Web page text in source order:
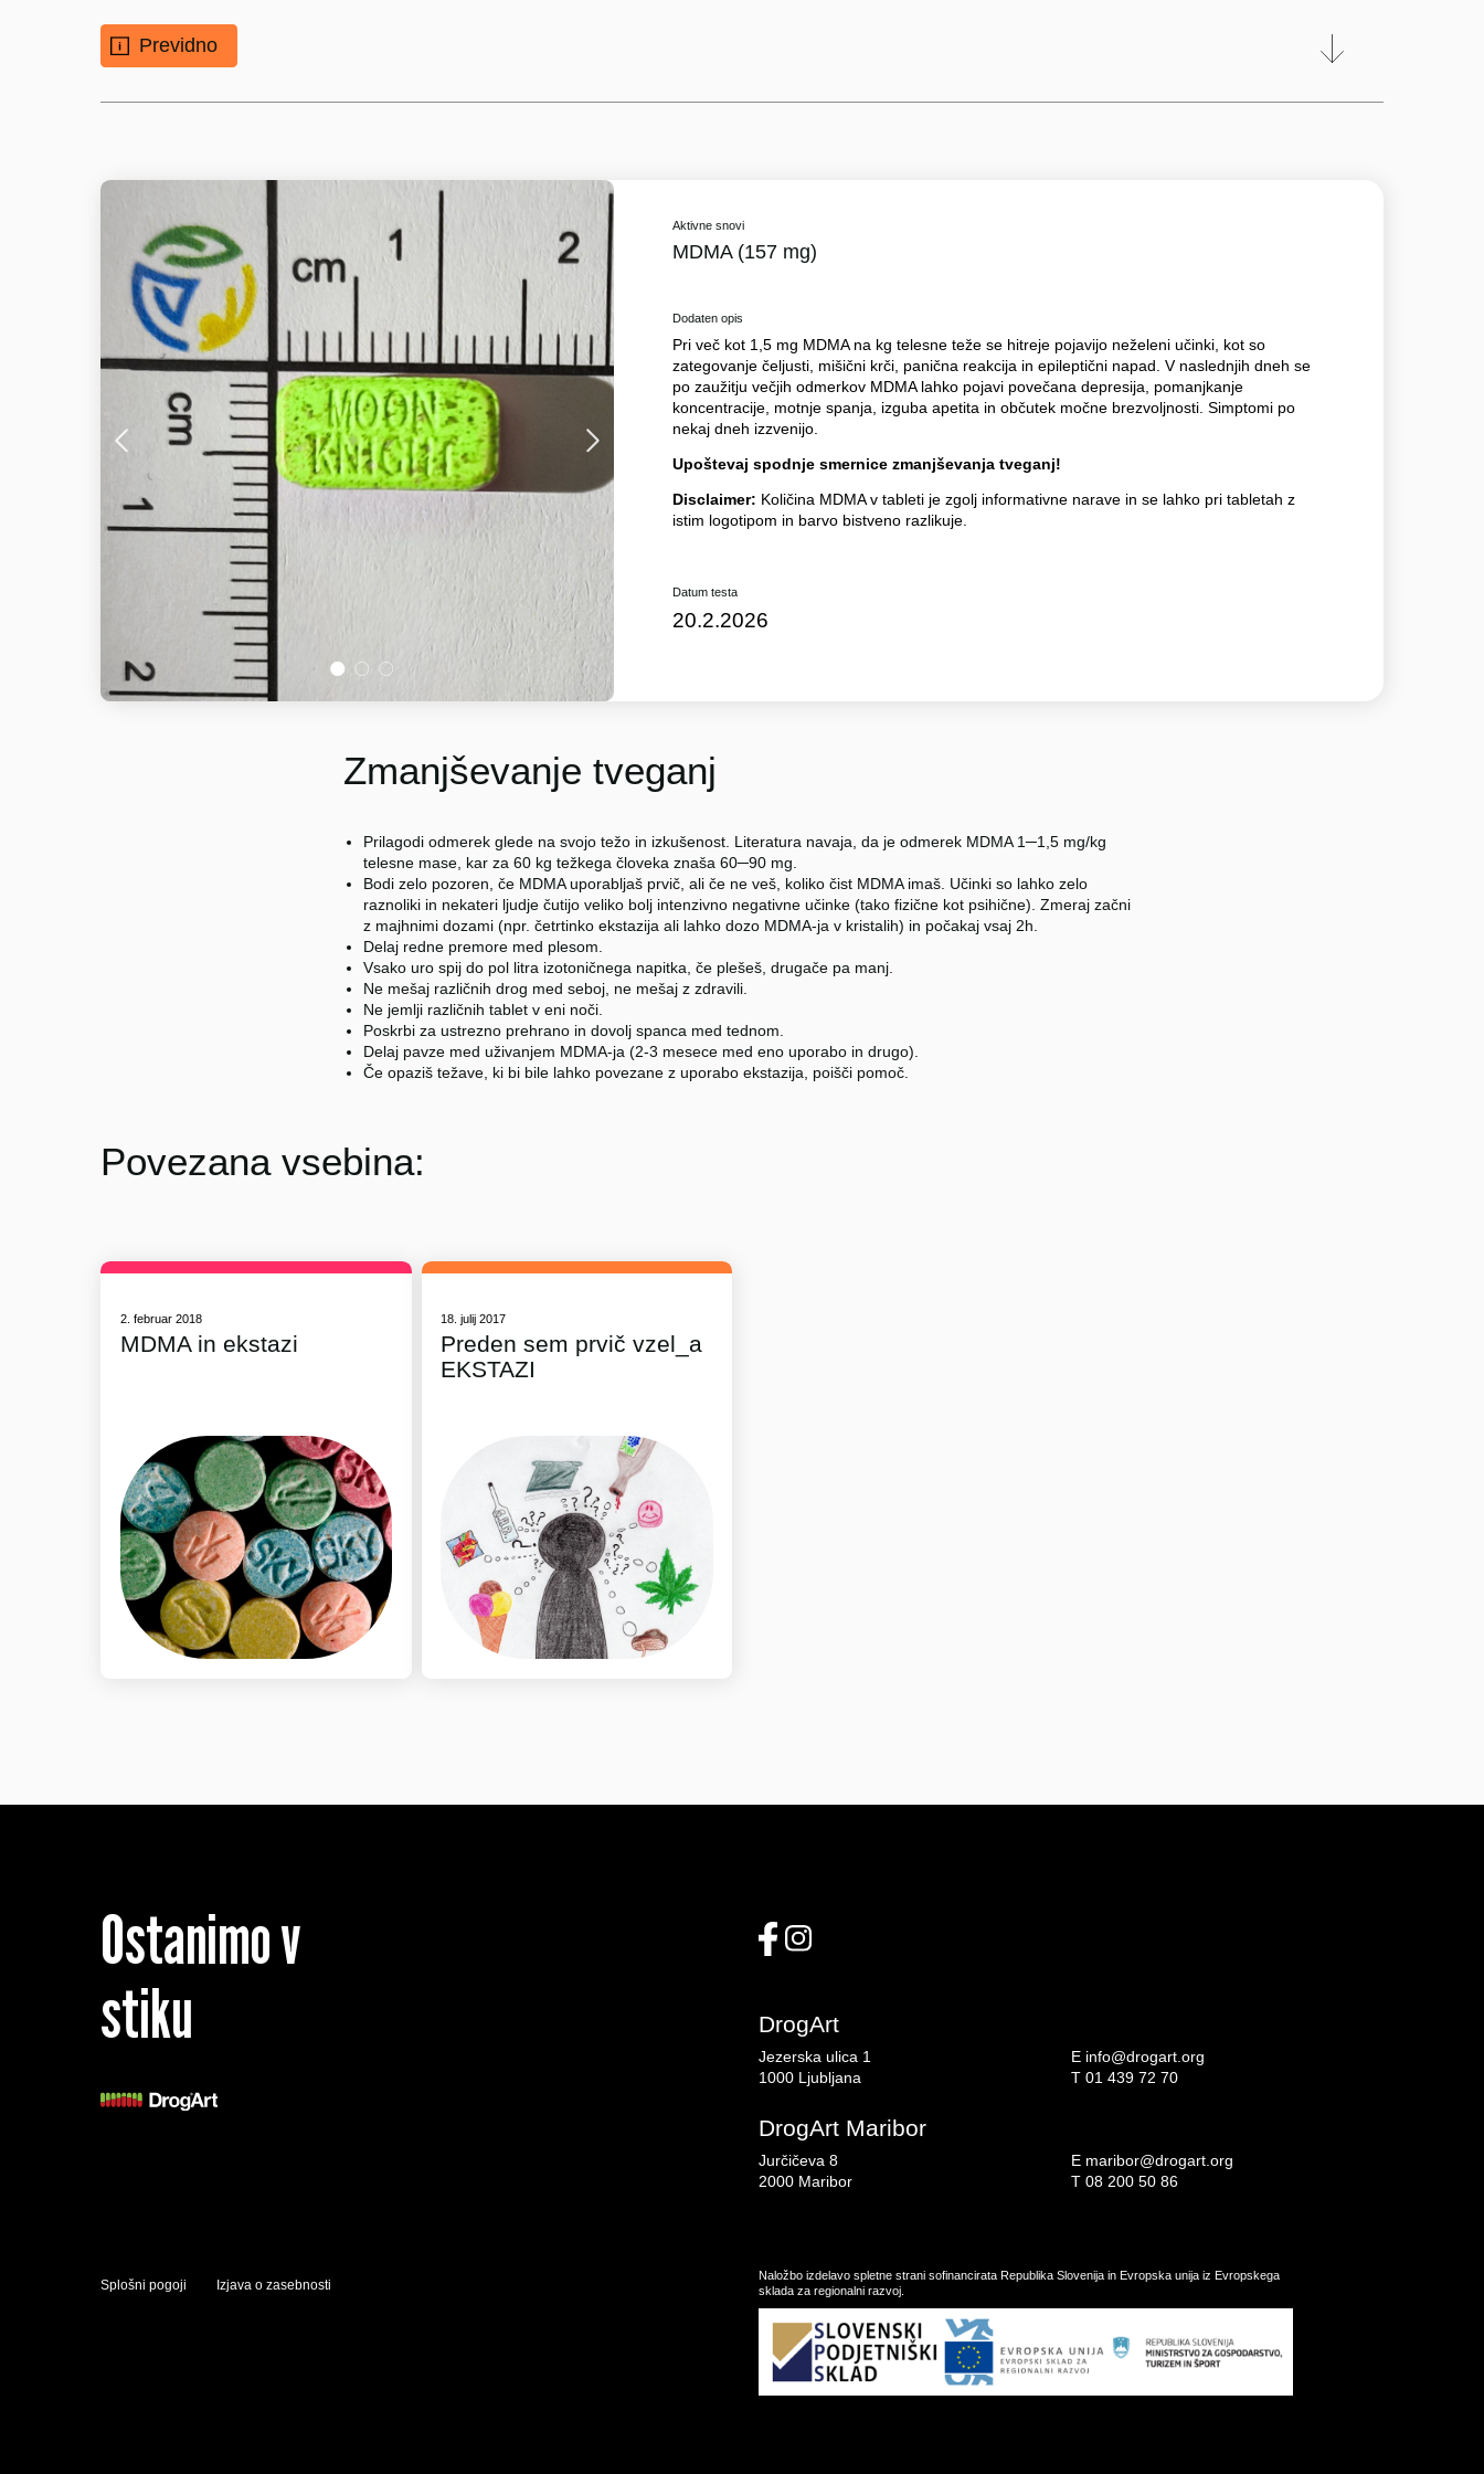
Previdno
1 2 3
Aktivne snovi
MDMA (157 mg)
Dodaten opis
Pri več kot 1,5 mg MDMA na kg telesne teže se hitreje pojavijo neželeni učinki, kot so
zategovanje čeljusti, mišični krči, panična reakcija in epileptični napad. V naslednjih dneh se
po zaužitju večjih odmerkov MDMA lahko pojavi povečana depresija, pomanjkanje
koncentracije, motnje spanja, izguba apetita in občutek močne brezvoljnosti. Simptomi po
nekaj dneh izzvenijo.
Upoštevaj spodnje smernice zmanjševanja tveganj!
Disclaimer: Količina MDMA v tableti je zgolj informativne narave in se lahko pri tabletah z
istim logotipom in barvo bistveno razlikuje.
Datum testa
20.2.2026
Zmanjševanje tveganj
Prilagodi odmerek glede na svojo težo in izkušenost. Literatura navaja, da je odmerek MDMA 1─1,5 mg/kg
telesne mase, kar za 60 kg težkega človeka znaša 60─90 mg.
Bodi zelo pozoren, če MDMA uporabljaš prvič, ali če ne veš, koliko čist MDMA imaš. Učinki so lahko zelo
raznoliki in nekateri ljudje čutijo veliko bolj intenzivno negativne učinke (tako fizične kot psihične). Zmeraj začni
z majhnimi dozami (npr. četrtinko ekstazija ali lahko dozo MDMA-ja v kristalih) in počakaj vsaj 2h.
Delaj redne premore med plesom.
Vsako uro spij do pol litra izotoničnega napitka, če plešeš, drugače pa manj.
Ne mešaj različnih drog med seboj, ne mešaj z zdravili.
Ne jemlji različnih tablet v eni noči.
Poskrbi za ustrezno prehrano in dovolj spanca med tednom.
Delaj pavze med uživanjem MDMA-ja (2-3 mesece med eno uporabo in drugo).
Če opaziš težave, ki bi bile lahko povezane z uporabo ekstazija, poišči pomoč.
Povezana vsebina:
2. februar 2018
MDMA in ekstazi
18. julij 2017
Preden sem prvič vzel_a
EKSTAZI
Ostanimo v
stiku
DrogArt
Jezerska ulica 1
1000 Ljubljana
E info@drogart.org
T 01 439 72 70
DrogArt Maribor
Jurčičeva 8
2000 Maribor
E maribor@drogart.org
T 08 200 50 86
Splošni pogoji Izjava o zasebnosti
Naložbo izdelavo spletne strani sofinancirata Republika Slovenija in Evropska unija iz Evropskega
sklada za regionalni razvoj.